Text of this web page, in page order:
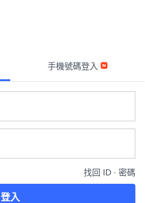
手機號碼登入
找回 ID ∙ 密碼
登入